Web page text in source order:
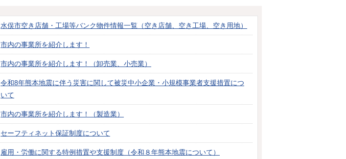
水俣市空き店舗・工場等バンク物件情報一覧（空き店舗、空き工場、空き用地）
市内の事業所を紹介します！
市内の事業所を紹介します！（卸売業、小売業）
令和8年熊本地震に伴う災害に関して被災中小企業・小規模事業者支援措置につ
いて
市内の事業所を紹介します！（製造業）
セーフティネット保証制度について
雇用・労働に関する特例措置や支援制度（令和８年熊本地震について）